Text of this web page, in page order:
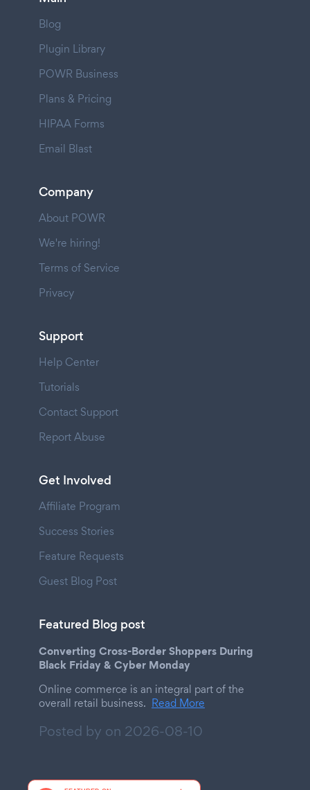
Blog
Plugin Library
POWR Business
Plans & Pricing
HIPAA Forms
Email Blast
Company
About POWR
We're hiring!
Terms of Service
Privacy
Support
Help Center
Tutorials
Contact Support
Report Abuse
Get Involved
Affiliate Program
Success Stories
Feature Requests
Guest Blog Post
Featured Blog post
Converting Cross-Border Shoppers During
Black Friday & Cyber Monday
Online commerce is an integral part of the
overall retail business. Read More
Posted by on 2026-08-10